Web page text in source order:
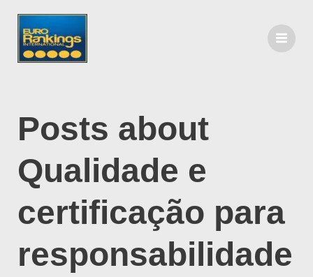
Posts about
Qualidade e
certificação para
responsabilidade